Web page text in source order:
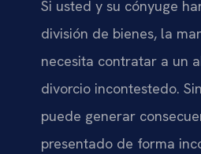
Si usted y su cónyuge
división de bienes, la
necesita contratar a un
divorcio incontestedo.
puede generar
presentado de forma